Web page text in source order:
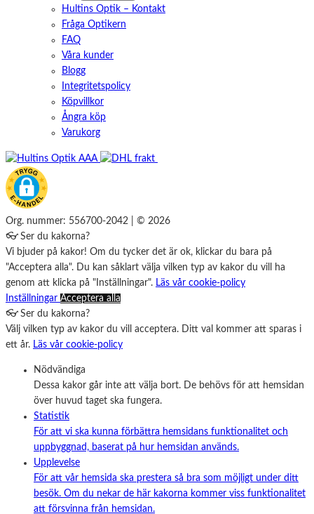
Hultins Optik – Kontakt
Fråga Optikern
FAQ
Våra kunder
Blogg
Integritetspolicy
Köpvillkor
Ångra köp
Varukorg
Org. nummer: 556700-2042 | © 2026
👓 Ser du kakorna?
Vi bjuder på kakor! Om du tycker det är ok, klickar du bara på
"Acceptera alla". Du kan såklart välja vilken typ av kakor du vill ha
genom att klicka på "Inställningar". Läs vår cookie-policy
Inställningar Acceptera alla
👓 Ser du kakorna?
Välj vilken typ av kakor du vill acceptera. Ditt val kommer att sparas i
ett år. Läs vår cookie-policy
Nödvändiga
Dessa kakor går inte att välja bort. De behövs för att hemsidan
över huvud taget ska fungera.
Statistik
För att vi ska kunna förbättra hemsidans funktionalitet och
uppbyggnad, baserat på hur hemsidan används.
Upplevelse
För att vår hemsida ska prestera så bra som möjligt under ditt
besök. Om du nekar de här kakorna kommer viss funktionalitet
att försvinna från hemsidan.